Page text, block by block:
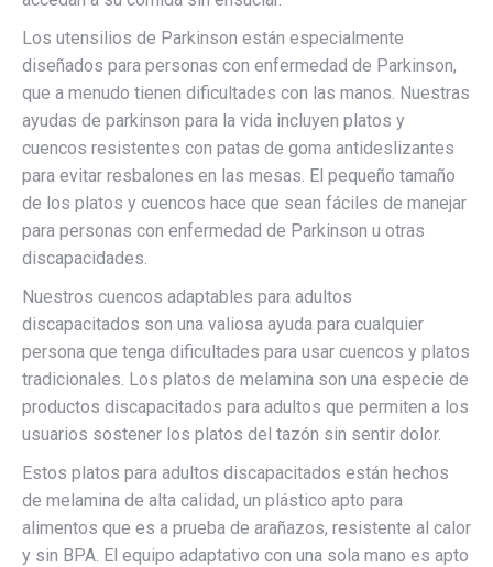
Los utensilios de Parkinson están especialmente
diseñados para personas con enfermedad de Parkinson,
que a menudo tienen dificultades con las manos. Nuestras
ayudas de parkinson para la vida incluyen platos y
cuencos resistentes con patas de goma antideslizantes
para evitar resbalones en las mesas. El pequeño tamaño
de los platos y cuencos hace que sean fáciles de manejar
para personas con enfermedad de Parkinson u otras
discapacidades.
Nuestros cuencos adaptables para adultos
discapacitados son una valiosa ayuda para cualquier
persona que tenga dificultades para usar cuencos y platos
tradicionales. Los platos de melamina son una especie de
productos discapacitados para adultos que permiten a los
usuarios sostener los platos del tazón sin sentir dolor.
Estos platos para adultos discapacitados están hechos
de melamina de alta calidad, un plástico apto para
alimentos que es a prueba de arañazos, resistente al calor
y sin BPA. El equipo adaptativo con una sola mano es apto